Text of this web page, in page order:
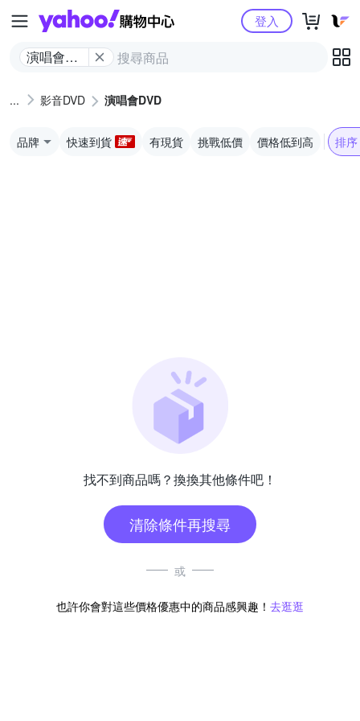
Yahoo購物中心
演唱會
登入
影音DVD 演唱會DVD
品牌 快速到貨 有現貨 挑戰低價 價格低到高 排序
找不到商品嗎？換換其他條件吧！
清除條件再搜尋
或
也許你會對這些價格優惠中的商品感興趣！ 去逛逛